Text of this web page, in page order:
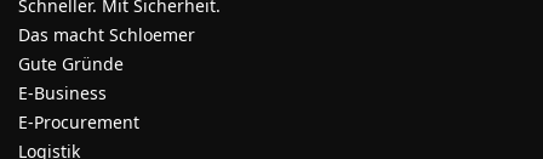
Schneller. Mit Sicherheit.
Das macht Schloemer
Gute Gründe
E-Business
E-Procurement
Logistik